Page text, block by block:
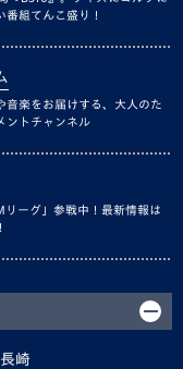
番組てんこ盛り！
音楽をお届けする、大人のた
ントチャンネル
リーグ」参戦中！最新情報は
崎